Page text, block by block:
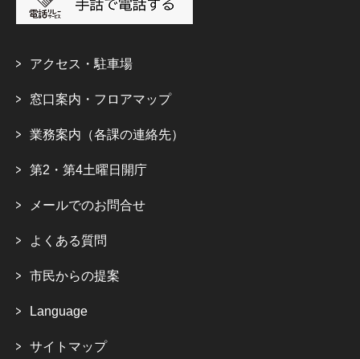
アクセス・駐車場
窓口案内・フロアマップ
業務案内（各課の連絡先）
第2・第4土曜日開庁
メールでのお問合せ
よくある質問
市民からの提案
Language
サイトマップ